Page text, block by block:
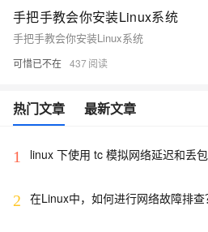
手把手教会你安装Linux系统
手把手教会你安装Linux系统
可惜已不在 437
热门文章 最新文章
1 linux 下使用 tc 模拟网络延迟和丢包
2